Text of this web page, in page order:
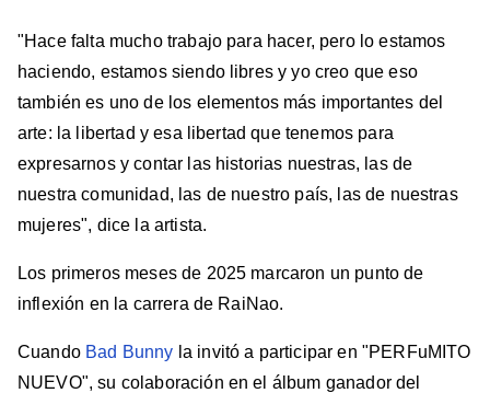
"Hace falta mucho trabajo para hacer, pero lo estamos
haciendo, estamos siendo libres y yo creo que eso
también es uno de los elementos más importantes del
arte: la libertad y esa libertad que tenemos para
expresarnos y contar las historias nuestras, las de
nuestra comunidad, las de nuestro país, las de nuestras
mujeres", dice la artista.
Los primeros meses de 2025 marcaron un punto de
inflexión en la carrera de RaiNao.
Cuando Bad Bunny la invitó a participar en "PERFuMITO
NUEVO", su colaboración en el álbum ganador del